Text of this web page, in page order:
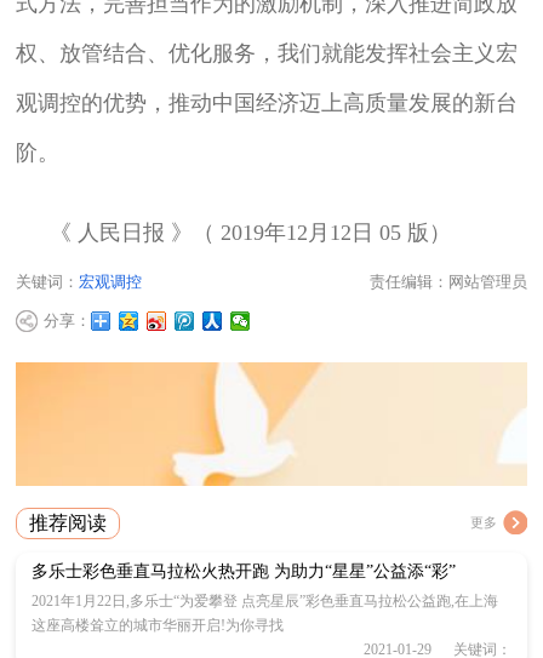
权、放管结合、优化服务，我们就能发挥社会主义宏
观调控的优势，推动中国经济迈上高质量发展的新台
阶。
《 人民日报 》（ 2019年12月12日 05 版）
关键词： 宏观调控 责任编辑：网站管理员
分享：
推荐阅读 更多
多乐士彩色垂直马拉松火热开跑 为助力“星星”公益添“彩”
2021年1月22日,多乐士“为爱攀登 点亮星辰”彩色垂直马拉松公益跑,在上海
这座高楼耸立的城市华丽开启!为你寻找
2021-01-29 关键词：